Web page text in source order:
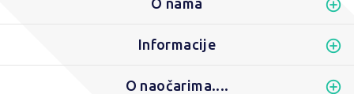
Informacije
O naočarima....